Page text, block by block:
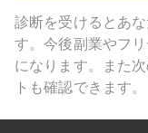
診断を受けるとあ
す。今後副業やフ
になります。また
トも確認できます。